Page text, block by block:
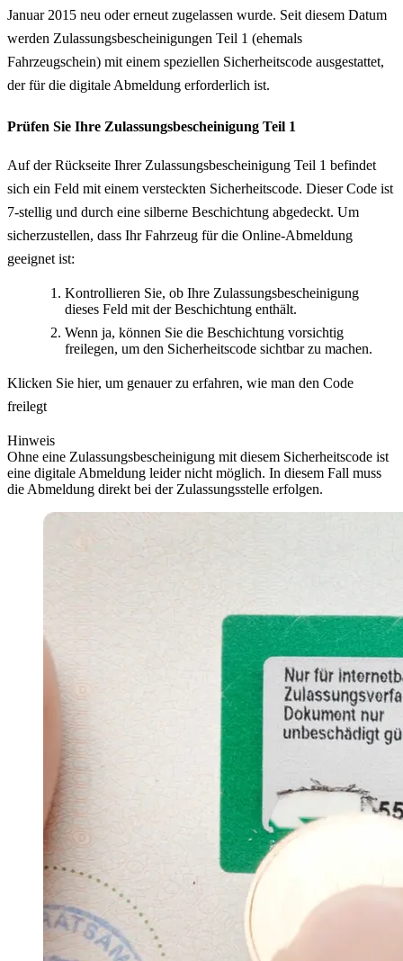
Januar 2015 neu oder erneut zugelassen wurde. Seit diesem Datum
werden Zulassungsbescheinigungen Teil 1 (ehemals
Fahrzeugschein) mit einem speziellen Sicherheitscode ausgestattet,
der für die digitale Abmeldung erforderlich ist.
Prüfen Sie Ihre Zulassungsbescheinigung Teil 1
Auf der Rückseite Ihrer Zulassungsbescheinigung Teil 1 befindet
sich ein Feld mit einem versteckten Sicherheitscode. Dieser Code ist
7-stellig und durch eine silberne Beschichtung abgedeckt. Um
sicherzustellen, dass Ihr Fahrzeug für die Online-Abmeldung
geeignet ist:
Kontrollieren Sie, ob Ihre Zulassungsbescheinigung
dieses Feld mit der Beschichtung enthält.
Wenn ja, können Sie die Beschichtung vorsichtig
freilegen, um den Sicherheitscode sichtbar zu machen.
Klicken Sie hier, um genauer zu erfahren, wie man den Code
freilegt
Hinweis
Ohne eine Zulassungsbescheinigung mit diesem Sicherheitscode ist
eine digitale Abmeldung leider nicht möglich. In diesem Fall muss
die Abmeldung direkt bei der Zulassungsstelle erfolgen.